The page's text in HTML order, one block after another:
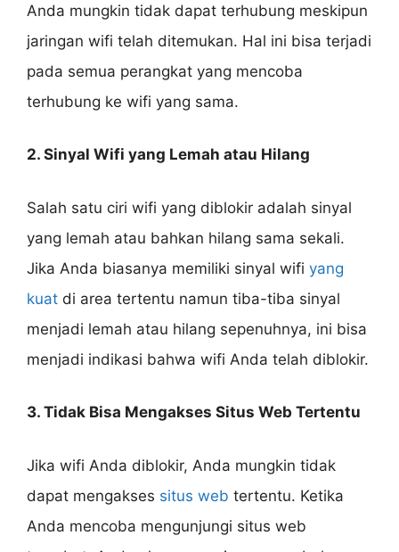
Anda mungkin tidak dapat terhubung meskipun
jaringan wifi telah ditemukan. Hal ini bisa terjadi
pada semua perangkat yang mencoba
terhubung ke wifi yang sama.
2. Sinyal Wifi yang Lemah atau Hilang
Salah satu ciri wifi yang diblokir adalah sinyal
yang lemah atau bahkan hilang sama sekali.
Jika Anda biasanya memiliki sinyal wifi yang
kuat di area tertentu namun tiba-tiba sinyal
menjadi lemah atau hilang sepenuhnya, ini bisa
menjadi indikasi bahwa wifi Anda telah diblokir.
3. Tidak Bisa Mengakses Situs Web Tertentu
Jika wifi Anda diblokir, Anda mungkin tidak
dapat mengakses situs web tertentu. Ketika
Anda mencoba mengunjungi situs web